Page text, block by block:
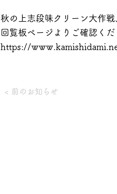
秋の上志段味クリーン大作
回覧板ページよりご確認くだ
https://
< 前のお知らせ